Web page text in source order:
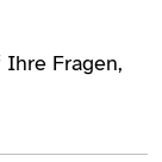
Fragen,